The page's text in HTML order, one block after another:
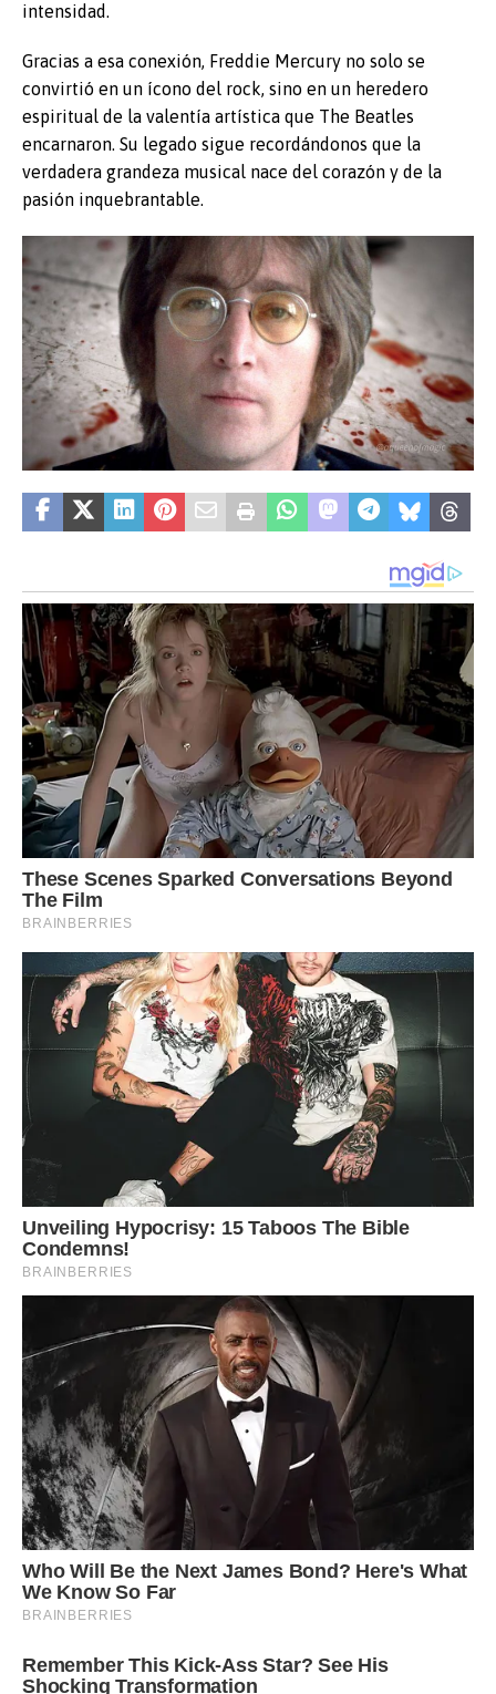
intensidad.
Gracias a esa conexión, Freddie Mercury no solo se
convirtió en un ícono del rock, sino en un heredero
espiritual de la valentía artística que The Beatles
encarnaron. Su legado sigue recordándonos que la
verdadera grandeza musical nace del corazón y de la
pasión inquebrantable.